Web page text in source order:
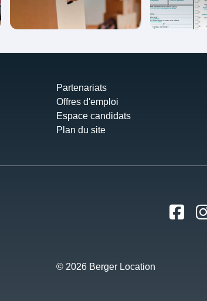
Partenariats
Offres d'emploi
Espace candidats
Plan du site
© 2026 Berger Location